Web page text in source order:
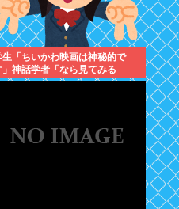
生「ちいかわ映画は神秘的で
」神話学者「なら見てみる
…」